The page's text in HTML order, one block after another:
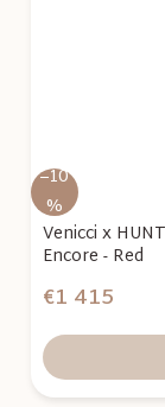
–10
%
Venicci x
Encore - Red
€1 415